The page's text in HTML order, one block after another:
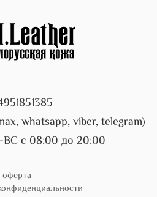
whatsapp, viber, telegram)
с 08:00 до 20:00